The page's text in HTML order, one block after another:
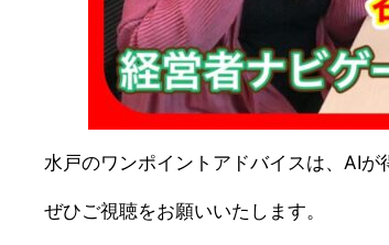
水戸のワンポイントアドバイスは、AIが
ぜひご視聴をお願いいたします。